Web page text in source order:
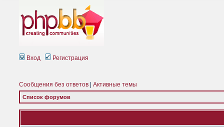
Вход Регистрация
Сообщения без ответов Активные темы
Список форумов